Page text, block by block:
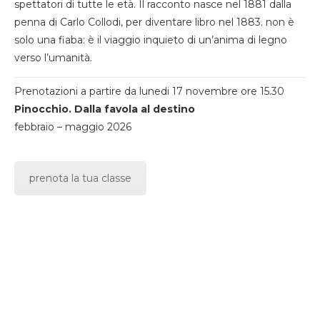
spettatori di tutte le età. Il racconto nasce nel 1881 dalla
penna di Carlo Collodi, per diventare libro nel 1883. non è
solo una fiaba: è il viaggio inquieto di un’anima di legno
verso l’umanità.
Prenotazioni a partire da lunedi 17 novembre ore 15.30
Pinocchio. Dalla favola al destino
febbraio – maggio 2026
prenota la tua classe